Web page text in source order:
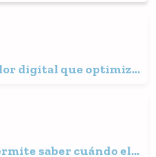
digital que optimiza
saber cuándo el